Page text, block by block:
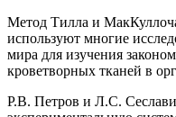
Метод Тилла и
используют многие
мира для изучения
кроветворных тканей в
Р.В. Петров и Л.С.